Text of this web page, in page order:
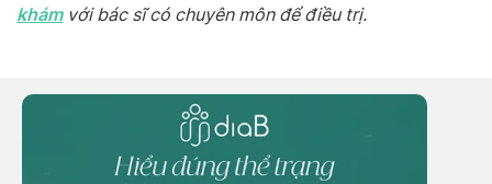
khámvới bác sĩ có chuyên môn để điều trị.